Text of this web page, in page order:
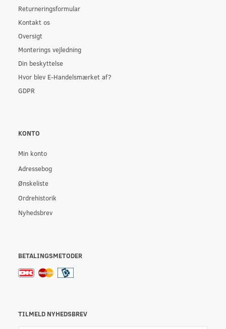
Returneringsformular
Kontakt os
Oversigt
Monterings vejledning
Din beskyttelse
Hvor blev E-Handelsmærket af?
GDPR
KONTO
Min konto
Adressebog
Ønskeliste
Ordrehistorik
Nyhedsbrev
BETALINGSMETODER
TILMELD NYHEDSBREV